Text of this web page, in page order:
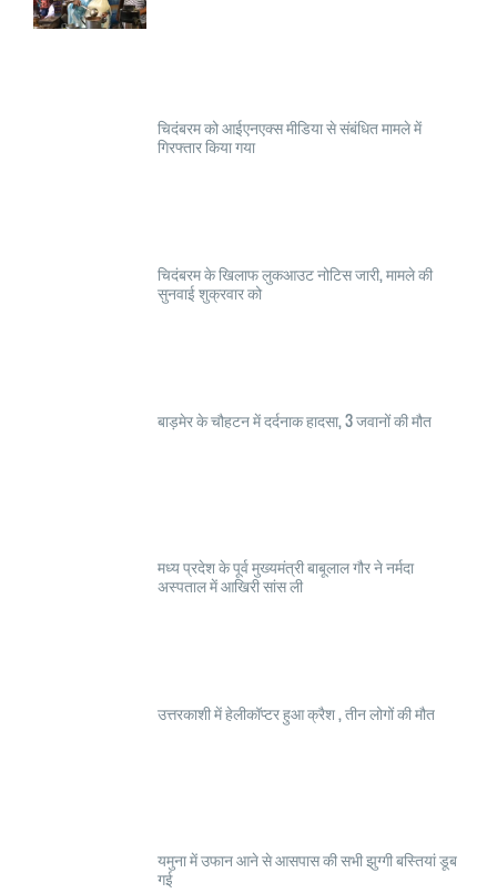
चिदंबरम को आईएनएक्स मीडिया से संबंधित मामले में
गिरफ्तार किया गया
चिदंबरम के खिलाफ लुकआउट नोटिस जारी, मामले की
सुनवाई शुक्रवार को
बाड़मेर के चौहटन में दर्दनाक हादसा, 3 जवानों की मौत
मध्य प्रदेश के पूर्व मुख्यमंत्री बाबूलाल गौर ने नर्मदा
अस्पताल में आखिरी सांस ली
उत्तरकाशी में हेलीकॉप्टर हुआ क्रैश , तीन लोगों की मौत
यमुना में उफान आने से आसपास की सभी झुग्गी बस्तियां डूब
गई